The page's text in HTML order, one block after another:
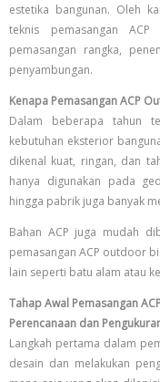
estetika bangunan. Oleh
teknis pemasangan
pemasangan rangka,
penyambungan.
Kenapa Pemasangan ACP
Dalam beberapa tahun
kebutuhan eksterior
dikenal kuat, ringan, dan
hanya digunakan pada
hingga pabrik juga banyak
Bahan ACP juga mudah
pemasangan ACP outdoor
lain seperti batu alam atau
Tahap Awal Pemasangan
Perencanaan dan
Langkah pertama dalam
desain dan melakukan